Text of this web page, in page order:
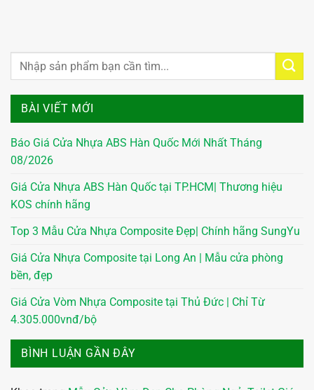
BÀI VIẾT MỚI
Báo Giá Cửa Nhựa ABS Hàn Quốc Mới Nhất Tháng
08/2026
Giá Cửa Nhựa ABS Hàn Quốc tại TP.HCM| Thương hiệu
KOS chính hãng
Top 3 Mẫu Cửa Nhựa Composite Đẹp| Chính hãng SungYu
Giá Cửa Nhựa Composite tại Long An | Mẫu cửa phòng
bền, đẹp
Giá Cửa Vòm Nhựa Composite tại Thủ Đức | Chỉ Từ
4.305.000vnđ/bộ
BÌNH LUẬN GẦN ĐÂY